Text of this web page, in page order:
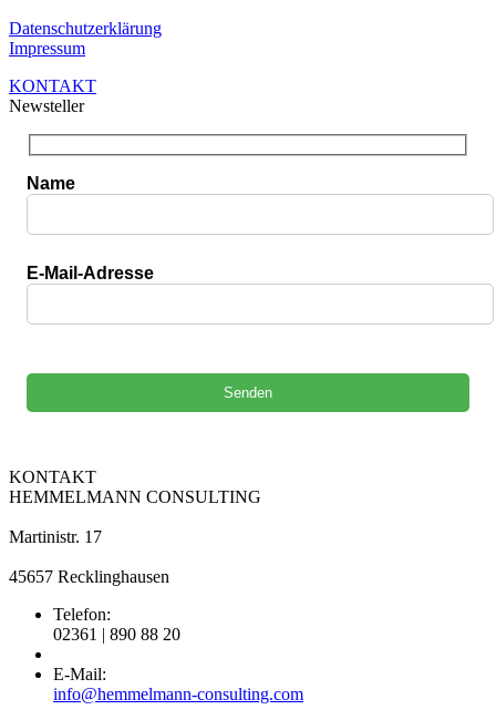
Datenschutzerklärung
Impressum
KONTAKT
Newsteller
Name
E-Mail-Adresse
KONTAKT
HEMMELMANN CONSULTING
Martinistr. 17
45657 Recklinghausen
Telefon:
02361 | 890 88 20
E-Mail:
info@hemmelmann-consulting.com